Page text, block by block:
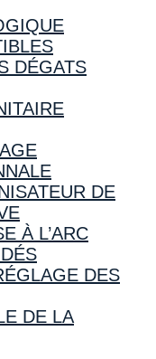
DÉGATS
DE
À L’ARC
DES
DE LA